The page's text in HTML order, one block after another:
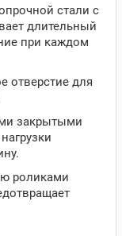
стали с
длительный
при каждом
отверстие для
закрытыми
роликами